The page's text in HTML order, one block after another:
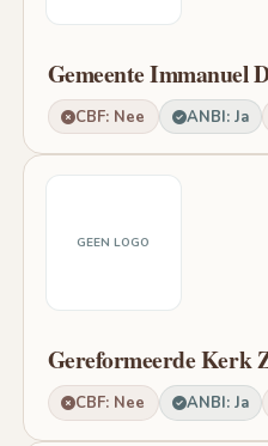
Gemeente Immanuel
CBF: Nee ANBI: Ja
GEEN LOGO
Gereformeerde Kerk
CBF: Nee ANBI: Ja